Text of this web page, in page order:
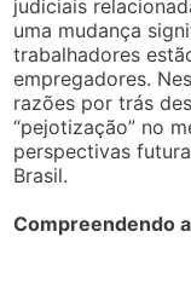
judiciais
uma mudança
trabalhadores
empregadores.
razões por trás
“pejotização” no
perspectivas
Brasil.
Compreendendo